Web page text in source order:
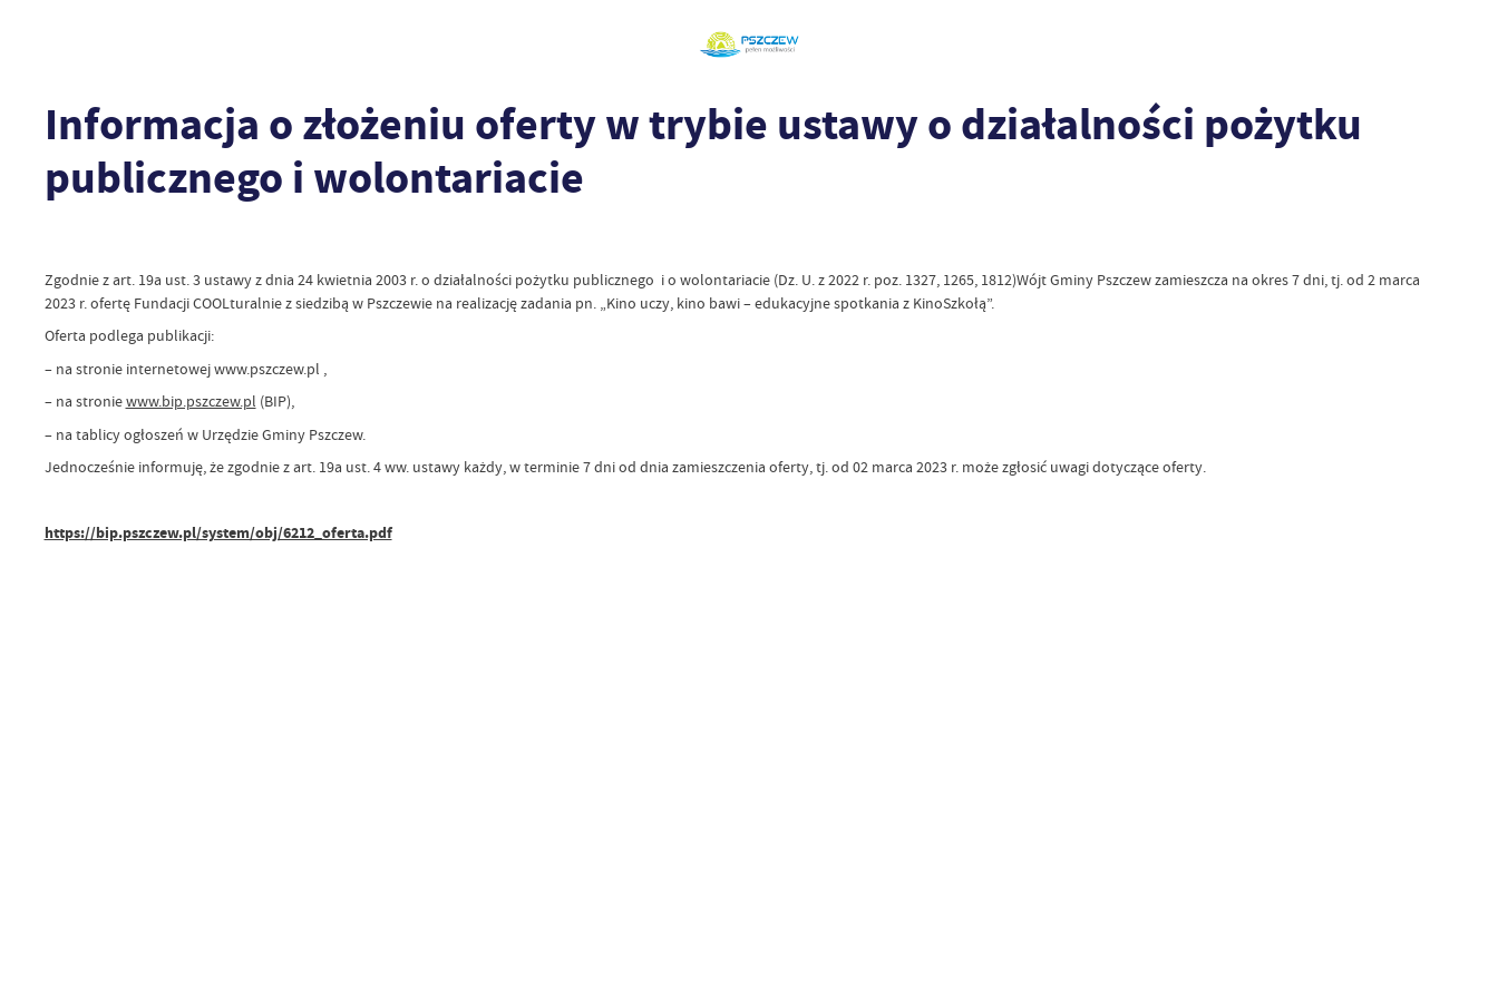
Informacja o złożeniu oferty w trybie ustawy o działalności pożytku
publicznego i wolontariacie
Zgodnie z art. 19a ust. 3 ustawy z dnia 24 kwietnia 2003 r. o działalności pożytku publicznego i o wolontariacie (Dz. U. z 2022 r. poz. 1327, 1265, 1812)Wójt Gminy Pszczew zamieszcza na okres 7 dni, tj. od 2 marca
2023 r. ofertę Fundacji COOLturalnie z siedzibą w Pszczewie na realizację zadania pn. „Kino uczy, kino bawi – edukacyjne spotkania z KinoSzkołą”.
Oferta podlega publikacji:
– na stronie internetowej www.pszczew.pl ,
– na stroniewww.bip.pszczew.pl (BIP),
– na tablicy ogłoszeń w Urzędzie Gminy Pszczew.
Jednocześnie informuję, że zgodnie z art. 19a ust. 4 ww. ustawy każdy, w terminie 7 dni od dnia zamieszczenia oferty, tj. od 02 marca 2023 r. może zgłosić uwagi dotyczące oferty.
https://bip.pszczew.pl/system/obj/6212_oferta.pdf